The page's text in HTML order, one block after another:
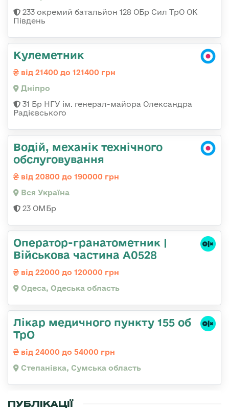
233 окремий батальйон 128 ОБр Сил ТрО ОК
Південь
Кулеметник
від 21400 до 121400 грн
Дніпро
31 Бр НГУ ім. генерал-майора Олександра
Радієвського
Водій, механік технічного
обслуговування
від 20800 до 190000 грн
Вся Україна
23 ОМБр
Оператор-гранатометник |
Військова частина А0528
від 22000 до 120000 грн
Одеса, Одеська область
Лікар медичного пункту 155 об
ТрО
від 24000 до 54000 грн
Степанівка, Сумська область
ПУБЛІКАЦІЇ